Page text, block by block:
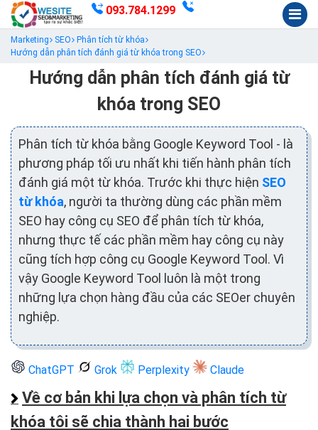
093.784.1299
Marketing SEO
Phân tích từ khóa
Hướng dẫn phân tích đánh giá từ khóa trong SEO
Hướng dẫn phân tích đánh giá từ
khóa trong SEO
Phân tích từ khóa bằng Google Keyword Tool - là
phương pháp tối ưu nhất khi tiến hành phân tích
đánh giá một từ khóa. Trước khi thực hiện SEO
từ khóa, người ta thường dùng các phần mềm
SEO hay công cụ SEO để phân tích từ khóa,
nhưng thực tế các phần mềm hay công cụ này
cũng tích hợp công cụ Google Keyword Tool. Vì
vậy Google Keyword Tool luôn là một trong
những lựa chọn hàng đầu của các SEOer chuyên
nghiệp.
ChatGPT Grok Perplexity Claude
Về cơ bản khi lựa chọn và phân tích từ
khóa tôi sẽ chia thành hai bước